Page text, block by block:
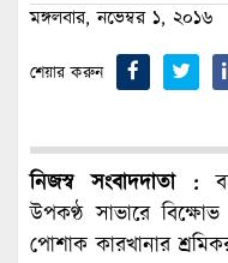
মঙ্গলবার, নভেম্বর ১, ২০১৬
শেয়ার করুন
নিজস্ব সংবাদদাতা :
উপকণ্ঠ সাভারে
পোশাক কারখানার